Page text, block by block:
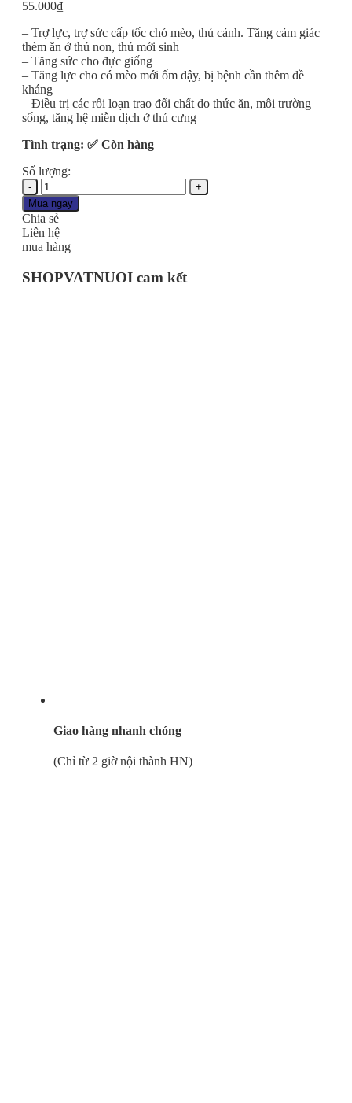
55.000₫
– Trợ lực, trợ sức cấp tốc chó mèo, thú cảnh. Tăng cảm giác
thèm ăn ở thú non, thú mới sinh
– Tăng sức cho đực giống
– Tăng lực cho có mèo mới ốm dậy, bị bệnh cần thêm đề
kháng
– Điều trị các rối loạn trao đổi chất do thức ăn, môi trường
sống, tăng hệ miễn dịch ở thú cưng
Tình trạng: ✅ Còn hàng
Số lượng:
Uống
Trợ
Sức
Tăng
Lực
Bồi
Bổ
Cơ
Mua ngay
Chia sẻ
Liên hệ
mua hàng
SHOPVATNUOI cam kết
Giao hàng nhanh chóng
(Chỉ từ 2 giờ nội thành HN)